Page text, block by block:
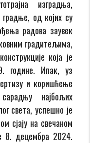
изградња,
од којих су
радова заувек
градитељима,
која је
године. Ипак, уз
и коришћење
најбољих
света, успешно је
сјају на свечаном
8. децембра 2024.